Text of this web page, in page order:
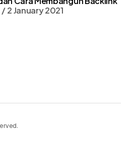
2 January 2021